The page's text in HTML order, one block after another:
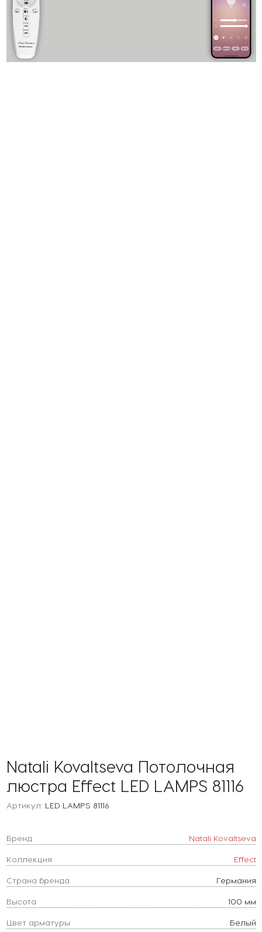
Natali Kovaltseva Потолочная
люстра Effect LED LAMPS 81116
Артикул: LED LAMPS 81116
Бренд Natali Kovaltseva
Коллекция Effect
Страна бренда Германия
Высота 100 мм
Цвет арматуры Белый